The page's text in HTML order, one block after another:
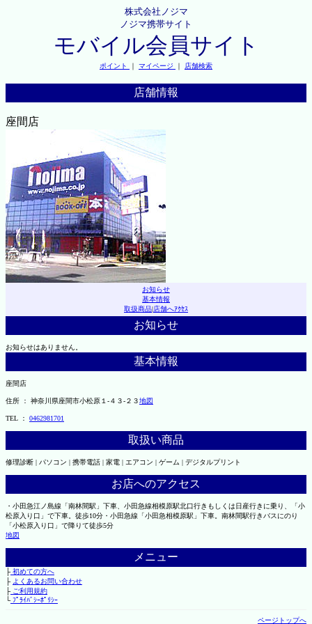
株式会社ノジマ
ノジマ携帯サイト
モバイル会員サイト
ポイント ｜ マイページ ｜ 店舗検索
店舗情報
座間店
お知らせ
基本情報
取扱商品|店舗へｱｸｾｽ
お知らせ
お知らせはありません。
基本情報
座間店
住所 ： 神奈川県座間市小松原１-４３-２３地図
TEL ： 0462981701
取扱い商品
修理診断 | パソコン | 携帯電話 | 家電 | エアコン | ゲーム | デジタルプリント
お店へのアクセス
・小田急江ノ島線「南林間駅」下車、小田急線相模原駅北口行きもしくは日産行きに乗り、「小
松原入り口」で下車。徒歩10分・小田急線「小田急相模原駅」下車。南林間駅行きバスにのり
「小松原入り口」で降りて徒歩5分
地図
メニュー
├初めての方へ
├ よくあるお問い合わせ
├ご利用規約
└ﾌﾟﾗｲﾊﾞｼｰﾎﾟﾘｼｰ
ページトップへ